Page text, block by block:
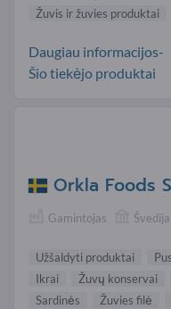
Žuvis ir žuvies produktai
Daugiau informacijos-
Šio tiekėjo produktai
Orkla Foods
Gamintojas Švedija
Užšaldyti produktai
Ikrai
Žuvų konservai
Sardinės
Žuvies filė